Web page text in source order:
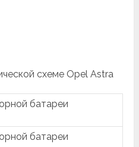
схеме Opel Astra
батареи
батареи